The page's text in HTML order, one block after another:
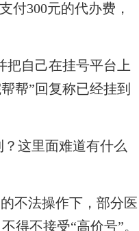
付300元的代办费，
自己在挂号平台上
帮”回复称已经挂到
这里面难道有什么
不法操作下，部分医
得不接受“高价号”。